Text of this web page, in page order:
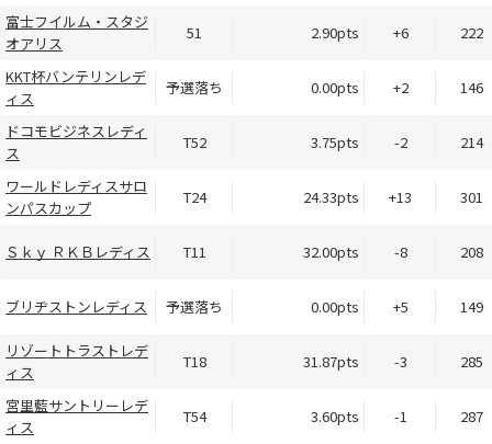
富士フイルム・スタジ
オアリス
51 2.90pts +6 222
KKT杯バンテリンレデ
ィス
予選落ち 0.00pts +2 146
ドコモビジネスレディ
ス
T52 3.75pts -2 214
ワールドレディスサロ
ンパスカップ
T24 24.33pts +13 301
Ｓｋｙ ＲＫＢレディス T11 32.00pts -8 208
ブリヂストンレディス 予選落ち 0.00pts +5 149
リゾートトラストレデ
ィス
T18 31.87pts -3 285
宮里藍サントリーレデ
ィス
T54 3.60pts -1 287